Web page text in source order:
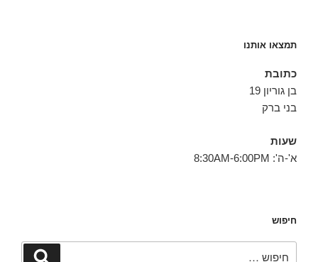
תמצאו אותנו
כתובת
בן גוריון 19
בני ברק
שעות
א'-ה': 8:30AM-6:00PM
חיפוש
חיפוש